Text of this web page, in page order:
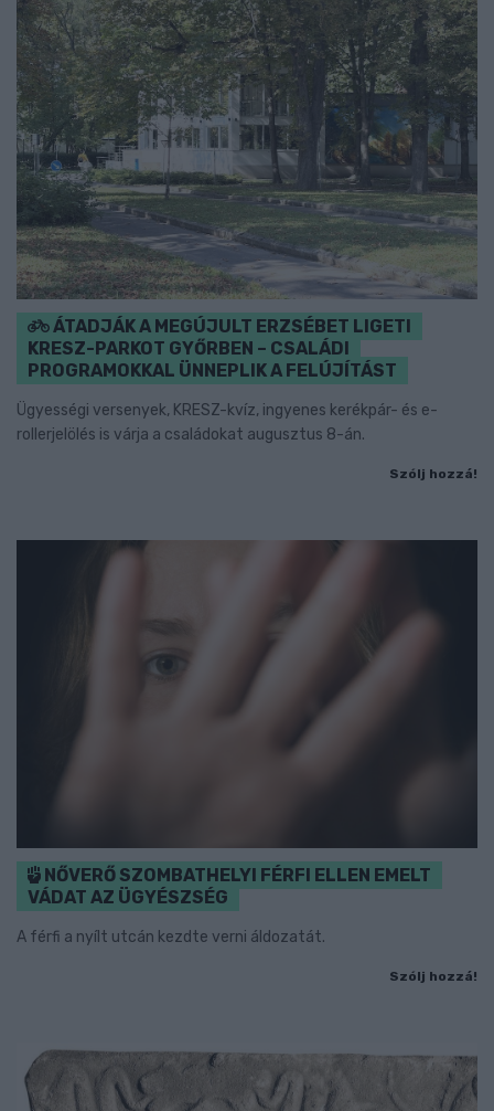
ÁTADJÁK A MEGÚJULT ERZSÉBET LIGETI
KRESZ-PARKOT GYŐRBEN – CSALÁDI
PROGRAMOKKAL ÜNNEPLIK A FELÚJÍTÁST
Ügyességi versenyek, KRESZ-kvíz, ingyenes kerékpár- és e-
rollerjelölés is várja a családokat augusztus 8-án.
Szólj hozzá!
NŐVERŐ SZOMBATHELYI FÉRFI ELLEN EMELT
VÁDAT AZ ÜGYÉSZSÉG
A férfi a nyílt utcán kezdte verni áldozatát.
Szólj hozzá!